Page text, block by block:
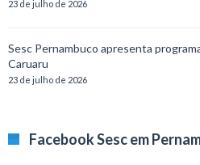
23 de julho de 2026
Sesc Pernambuco apresenta
Caruaru
23 de julho de 2026
Facebook Sesc em